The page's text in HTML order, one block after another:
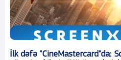
İlk dəfə "CineMastercard"da: